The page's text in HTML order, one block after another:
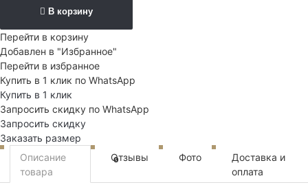
В корзину
Перейти в корзину
Добавлен в "Избранное"
Перейти в избранное
Купить в 1 клик по WhatsApp
Купить в 1 клик
Запросить скидку по WhatsApp
Запросить скидку
Заказать размер
Описание
товара
Отзывы
0 Фото
Доставка и
оплата